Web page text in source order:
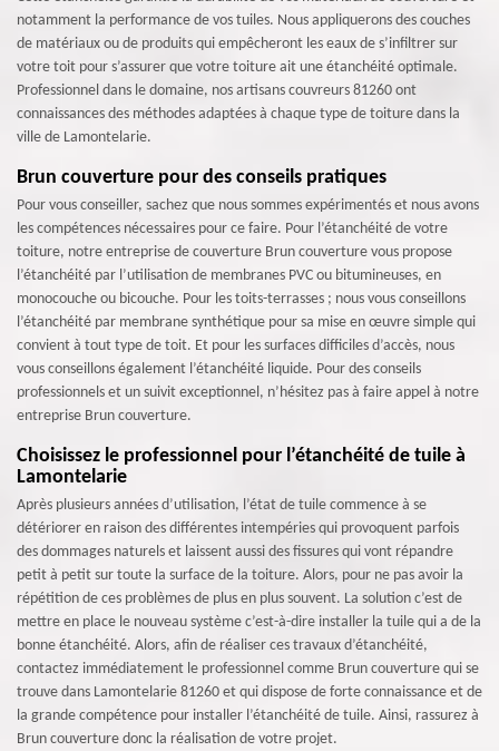
notamment la performance de vos tuiles. Nous appliquerons des couches
de matériaux ou de produits qui empêcheront les eaux de s’infiltrer sur
votre toit pour s’assurer que votre toiture ait une étanchéité optimale.
Professionnel dans le domaine, nos artisans couvreurs 81260 ont
connaissances des méthodes adaptées à chaque type de toiture dans la
ville de Lamontelarie.
Brun couverture pour des conseils pratiques
Pour vous conseiller, sachez que nous sommes expérimentés et nous avons
les compétences nécessaires pour ce faire. Pour l’étanchéité de votre
toiture, notre entreprise de couverture Brun couverture vous propose
l’étanchéité par l’utilisation de membranes PVC ou bitumineuses, en
monocouche ou bicouche. Pour les toits-terrasses ; nous vous conseillons
l’étanchéité par membrane synthétique pour sa mise en œuvre simple qui
convient à tout type de toit. Et pour les surfaces difficiles d’accès, nous
vous conseillons également l’étanchéité liquide. Pour des conseils
professionnels et un suivit exceptionnel, n’hésitez pas à faire appel à notre
entreprise Brun couverture.
Choisissez le professionnel pour l’étanchéité de tuile à
Lamontelarie
Après plusieurs années d’utilisation, l’état de tuile commence à se
détériorer en raison des différentes intempéries qui provoquent parfois
des dommages naturels et laissent aussi des fissures qui vont répandre
petit à petit sur toute la surface de la toiture. Alors, pour ne pas avoir la
répétition de ces problèmes de plus en plus souvent. La solution c’est de
mettre en place le nouveau système c’est-à-dire installer la tuile qui a de la
bonne étanchéité. Alors, afin de réaliser ces travaux d’étanchéité,
contactez immédiatement le professionnel comme Brun couverture qui se
trouve dans Lamontelarie 81260 et qui dispose de forte connaissance et de
la grande compétence pour installer l’étanchéité de tuile. Ainsi, rassurez à
Brun couverture donc la réalisation de votre projet.